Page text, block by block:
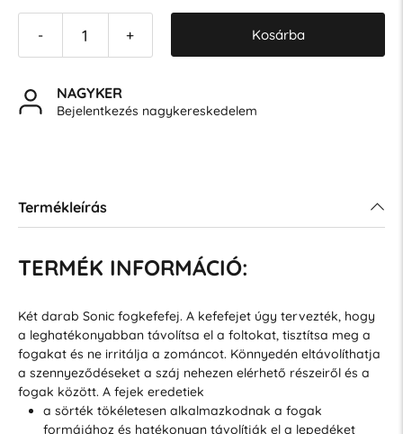
- + Kosárba
NAGYKER
Bejelentkezés nagykereskedelem
Termékleírás
TERMÉK INFORMÁCIÓ:
Két darab Sonic fogkefefej. A kefefejet úgy tervezték, hogy
a leghatékonyabban távolítsa el a foltokat, tisztítsa meg a
fogakat és ne irritálja a zománcot. Könnyedén eltávolíthatja
a szennyeződéseket a száj nehezen elérhető részeiről és a
fogak között. A fejek eredetiek
a sörték tökéletesen alkalmazkodnak a fogak
formájához és hatékonyan távolítják el a lepedéket